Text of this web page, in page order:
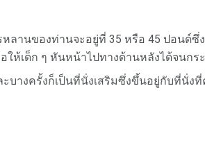
ลานของท่านจะอยู่ที่ 35 หรือ 45 ปอนด์ซึ่
ห้เด็ก ๆ หันหน้าไปทางด้านหลังได้จนกร
บางครั้งก็เป็นที่นั่งเสริมซึ่งขึ้นอยู่กับที่นั่ง